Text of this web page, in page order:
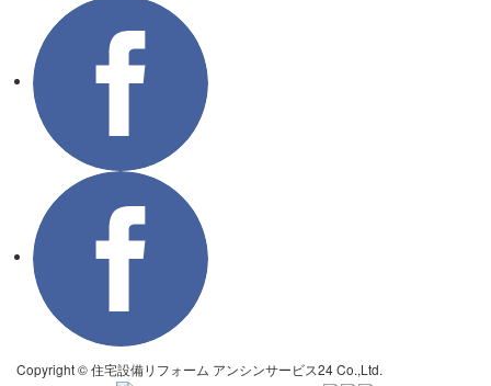
Copyright © 住宅設備リフォーム アンシンサービス24 Co.,Ltd.